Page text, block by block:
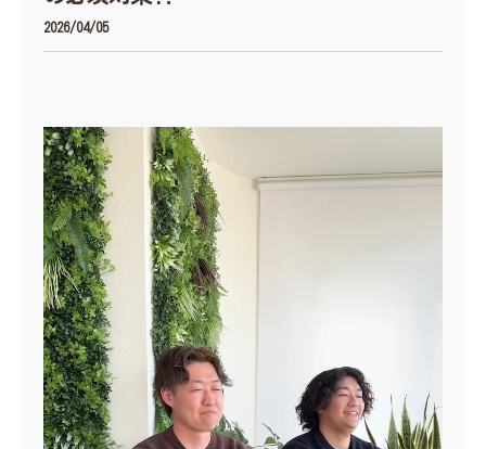
2026/04/05